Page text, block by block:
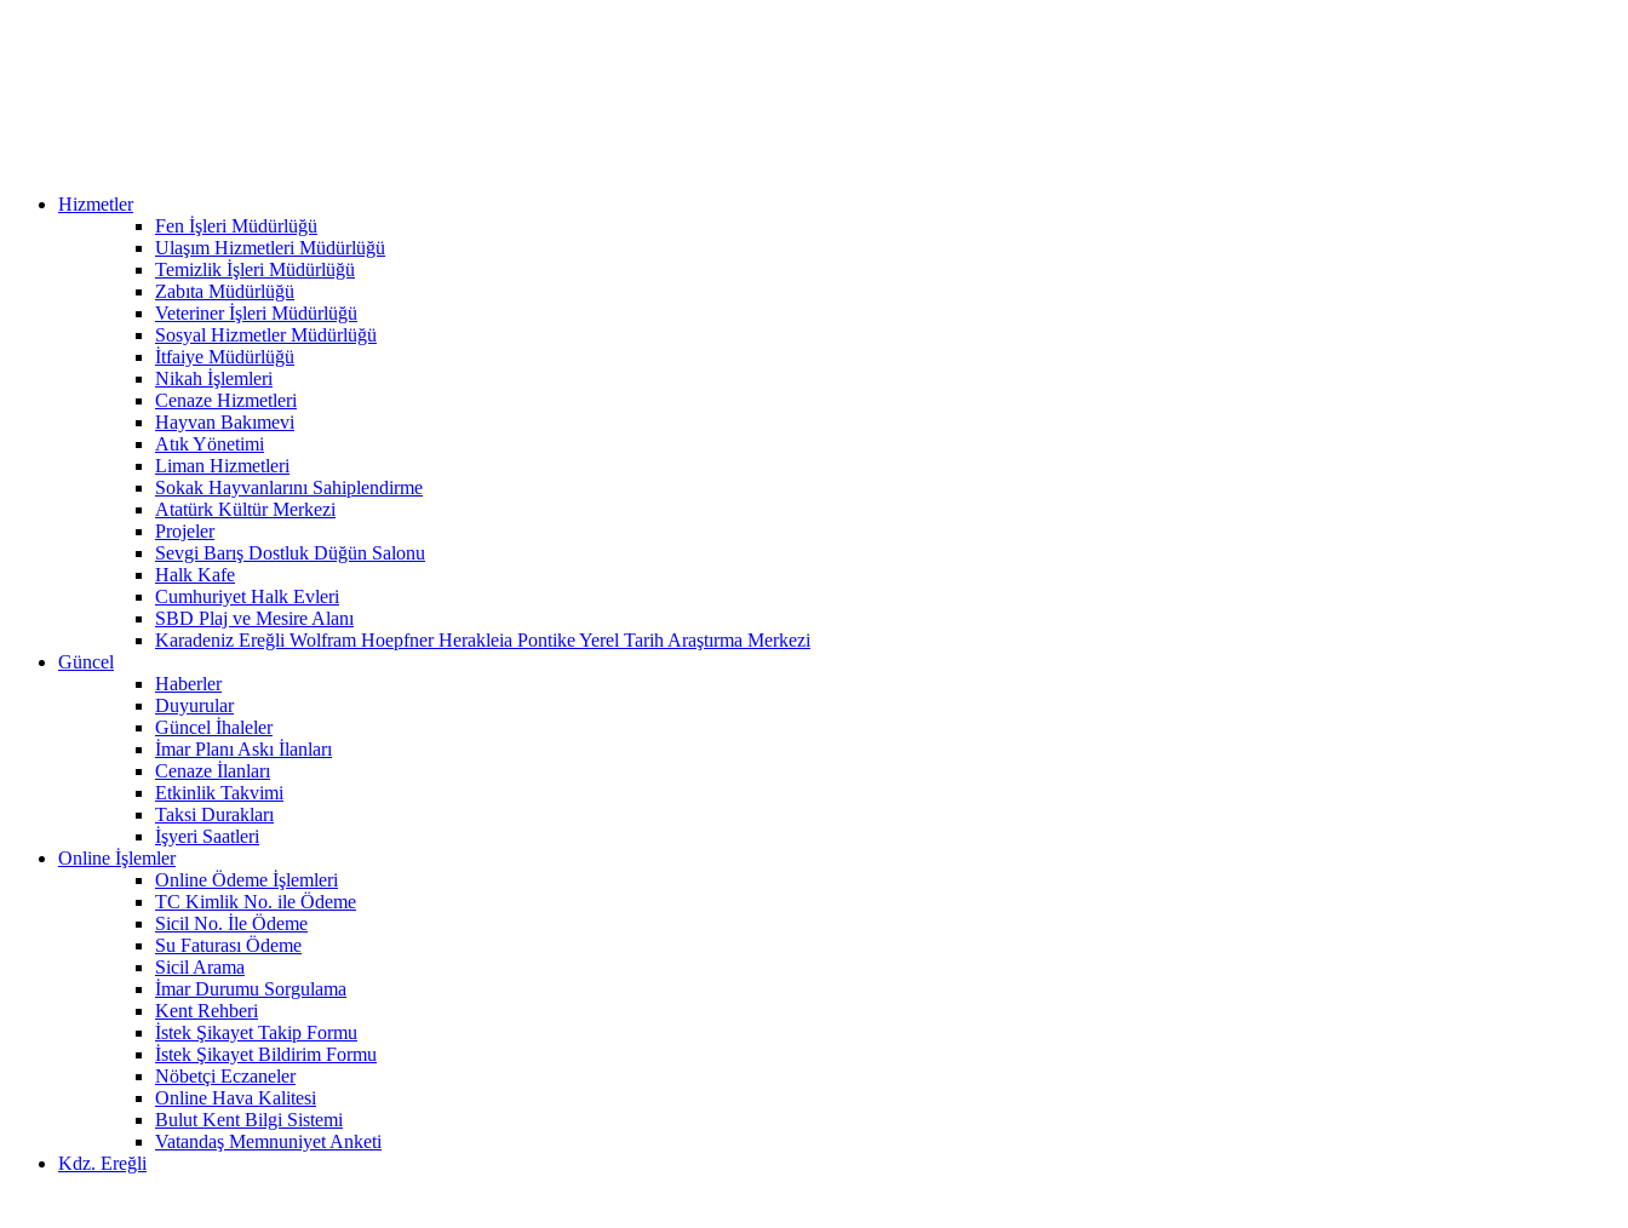
Hizmetler
Fen İşleri Müdürlüğü
Ulaşım Hizmetleri Müdürlüğü
Temizlik İşleri Müdürlüğü
Zabıta Müdürlüğü
Veteriner İşleri Müdürlüğü
Sosyal Hizmetler Müdürlüğü
İtfaiye Müdürlüğü
Nikah İşlemleri
Cenaze Hizmetleri
Hayvan Bakımevi
Atık Yönetimi
Liman Hizmetleri
Sokak Hayvanlarını Sahiplendirme
Atatürk Kültür Merkezi
Projeler
Sevgi Barış Dostluk Düğün Salonu
Halk Kafe
Cumhuriyet Halk Evleri
SBD Plaj ve Mesire Alanı
Karadeniz Ereğli Wolfram Hoepfner Herakleia Pontike Yerel Tarih Araştırma Merkezi
Güncel
Haberler
Duyurular
Güncel İhaleler
İmar Planı Askı İlanları
Cenaze İlanları
Etkinlik Takvimi
Taksi Durakları
İşyeri Saatleri
Online İşlemler
Online Ödeme İşlemleri
TC Kimlik No. ile Ödeme
Sicil No. İle Ödeme
Su Faturası Ödeme
Sicil Arama
İmar Durumu Sorgulama
Kent Rehberi
İstek Şikayet Takip Formu
İstek Şikayet Bildirim Formu
Nöbetçi Eczaneler
Online Hava Kalitesi
Bulut Kent Bilgi Sistemi
Vatandaş Memnuniyet Anketi
Kdz. Ereğli